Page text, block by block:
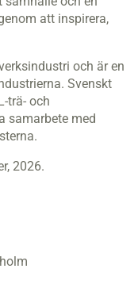
att inspirera,
och är en
Svenskt
trä- och
samarbete med
2026.